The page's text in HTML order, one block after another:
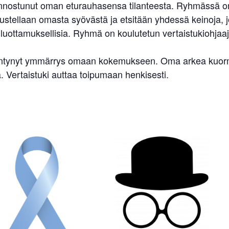
oman eturauhasensa tilanteesta. Ryhmässä
omasta syövästä ja etsitään yhdessä keinoja,
Ryhmä on koulutetun
ymmärrys omaan kokemukseen. Oma arkea
Vertaistuki auttaa toipumaan henkisesti.